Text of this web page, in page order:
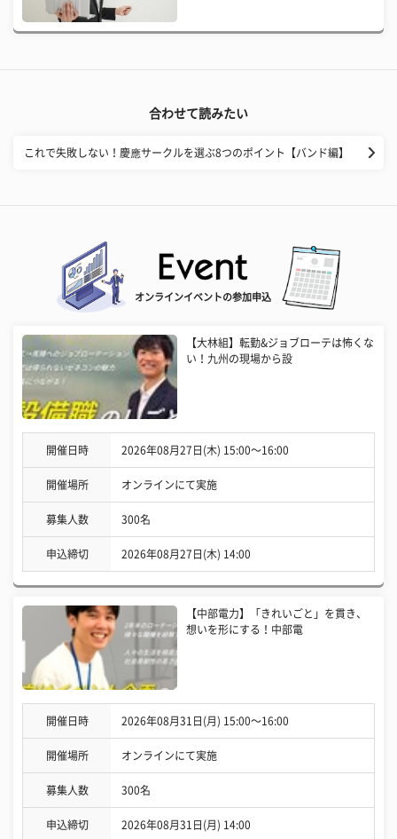
合わせて読みたい
これで失敗しない！慶應サークルを選ぶ8つのポイント【バンド編】
オンラインイベントの参加申込
【大林組】転勤&ジョブローテは怖くな
い！九州の現場から設
開催日時 2026年08月27日(木) 15:00〜16:00
開催場所 オンラインにて実施
募集人数 300名
申込締切 2026年08月27日(木) 14:00
【中部電力】「きれいごと」を貫き、
想いを形にする！中部電
開催日時 2026年08月31日(月) 15:00〜16:00
開催場所 オンラインにて実施
募集人数 300名
申込締切 2026年08月31日(月) 14:00